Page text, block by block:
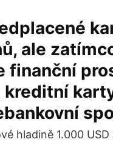
ale
finanční
hladině 1.000 USD